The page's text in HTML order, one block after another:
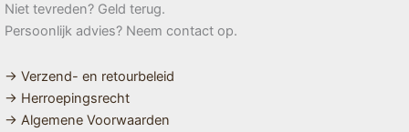
Niet tevreden? Geld terug.
Persoonlijk advies? Neem contact op.
→ Verzend- en retourbeleid
→ Herroepingsrecht
→ Algemene Voorwaarden